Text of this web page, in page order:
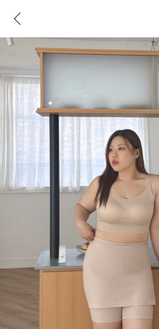
로그인
콘텐츠 리뷰 & 혜택
CATEGORY
도착보장⚡